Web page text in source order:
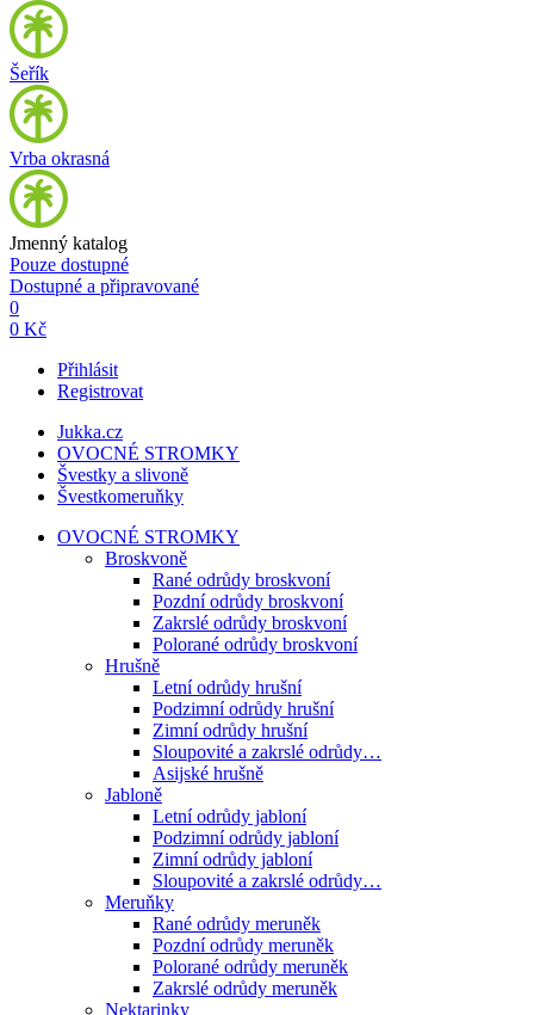
Šeřík
Vrba okrasná
Jmenný katalog
Pouze dostupné
Dostupné a připravované
0
0 Kč
Přihlásit
Registrovat
Jukka.cz
OVOCNÉ STROMKY
Švestky a slivoně
Švestkomeruňky
OVOCNÉ STROMKY
Broskvoně
Rané odrůdy broskvoní
Pozdní odrůdy broskvoní
Zakrslé odrůdy broskvoní
Polorané odrůdy broskvoní
Hrušně
Letní odrůdy hrušní
Podzimní odrůdy hrušní
Zimní odrůdy hrušní
Sloupovité a zakrslé odrůdy…
Asijské hrušně
Jabloně
Letní odrůdy jabloní
Podzimní odrůdy jabloní
Zimní odrůdy jabloní
Sloupovité a zakrslé odrůdy…
Meruňky
Rané odrůdy meruněk
Pozdní odrůdy meruněk
Polorané odrůdy meruněk
Zakrslé odrůdy meruněk
Nektarinky